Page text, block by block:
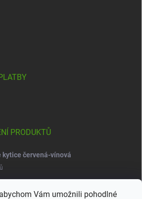
Vám umožnili pohodlné
PRODUKTŮ
kytice červená-vínová